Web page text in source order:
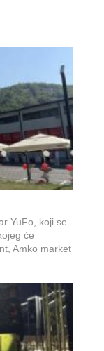
YuFo, koji se
će
Amko market